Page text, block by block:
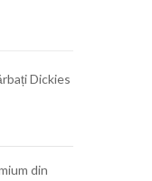
Dickies
din